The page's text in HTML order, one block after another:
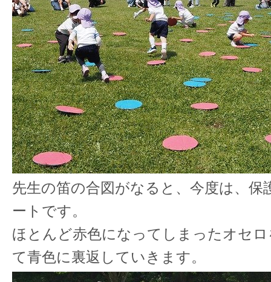
先生の笛の合図がなると、今度は、保
ートです。
ほとんど赤色になってしまったオセ
て青色に裏返していきます。